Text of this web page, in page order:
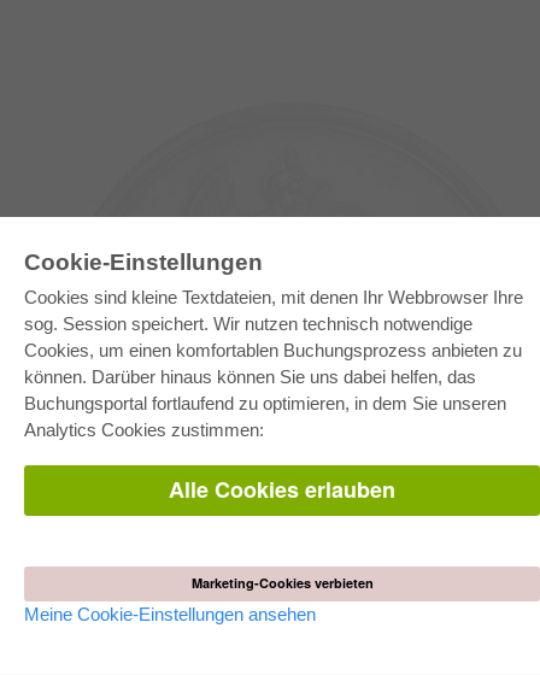
Cookie-Einstellungen
Cookies sind kleine Textdateien, mit denen Ihr Webbrowser Ihre
sog. Session speichert. Wir nutzen technisch notwendige
Cookies, um einen komfortablen Buchungsprozess anbieten zu
können. Darüber hinaus können Sie uns dabei helfen, das
Buchungsportal fortlaufend zu optimieren, in dem Sie unseren
Analytics Cookies zustimmen:
Alle Cookies erlauben
Marketing-Cookies verbieten
Meine Cookie-Einstellungen ansehen
E-COLLECTION
Gesamtpaket
Fachbereichspakete
Bereitstellung von E-Books
Häufig gestellte Fragen (FAQ)
AGB